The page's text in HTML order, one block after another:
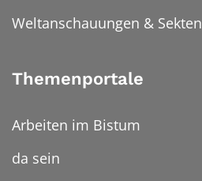
Weltanschauungen & Sekten
Themenportale
Arbeiten im Bistum
da sein